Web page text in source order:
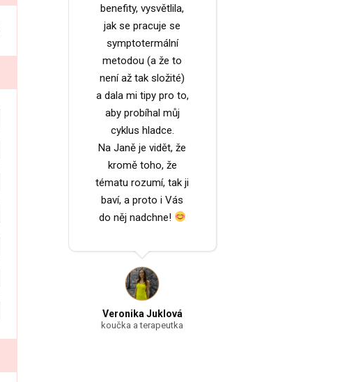
benefity, vysvětlila,
jak se pracuje se
symptotermální
metodou (a že to
není až tak složité)
a dala mi tipy pro to,
aby probíhal můj
cyklus hladce.
Na Janě je vidět, že
kromě toho, že
tématu rozumí, tak ji
baví, a proto i Vás
do něj nadchne!
Veronika Juklová
koučka a terapeutka